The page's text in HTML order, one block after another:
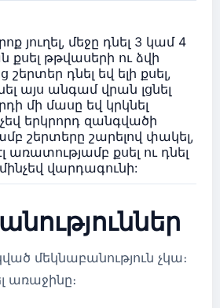
յուղել, մեջը դնել 3 կամ 4
քսել թթվասերի ու ձվի
դնել եվ ելի քսել,
այս անգամ վրան լցնել
մի մասը եվ կրկնել
երկրորդ զանգվածի
շերտերը շարելով փակել,
առատությամբ քսել ու դնել
մինչեվ վարդագունի:
մեկնաբանություն չկա։
առաջինը։